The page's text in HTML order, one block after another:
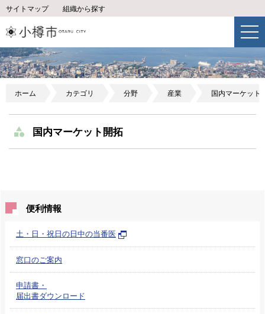
サイトマップ 組織から探す
ホーム カテゴリ 分野 産業 国内マーケット
国内マーケット開拓
便利情報
土・日・祝日の日中の当番医
窓口のご案内
申請書・
届出書ダウンロード